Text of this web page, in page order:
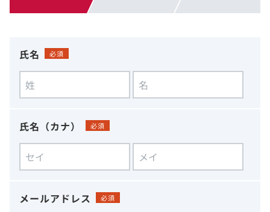
氏名 必須
氏名（カナ） 必須
メールアドレス 必須